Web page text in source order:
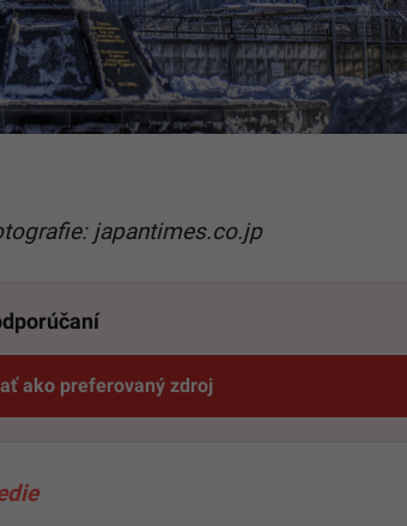
japantimes.co.jp
ako preferovaný zdroj
Startitup, odkaz sa otvorí v novom okne